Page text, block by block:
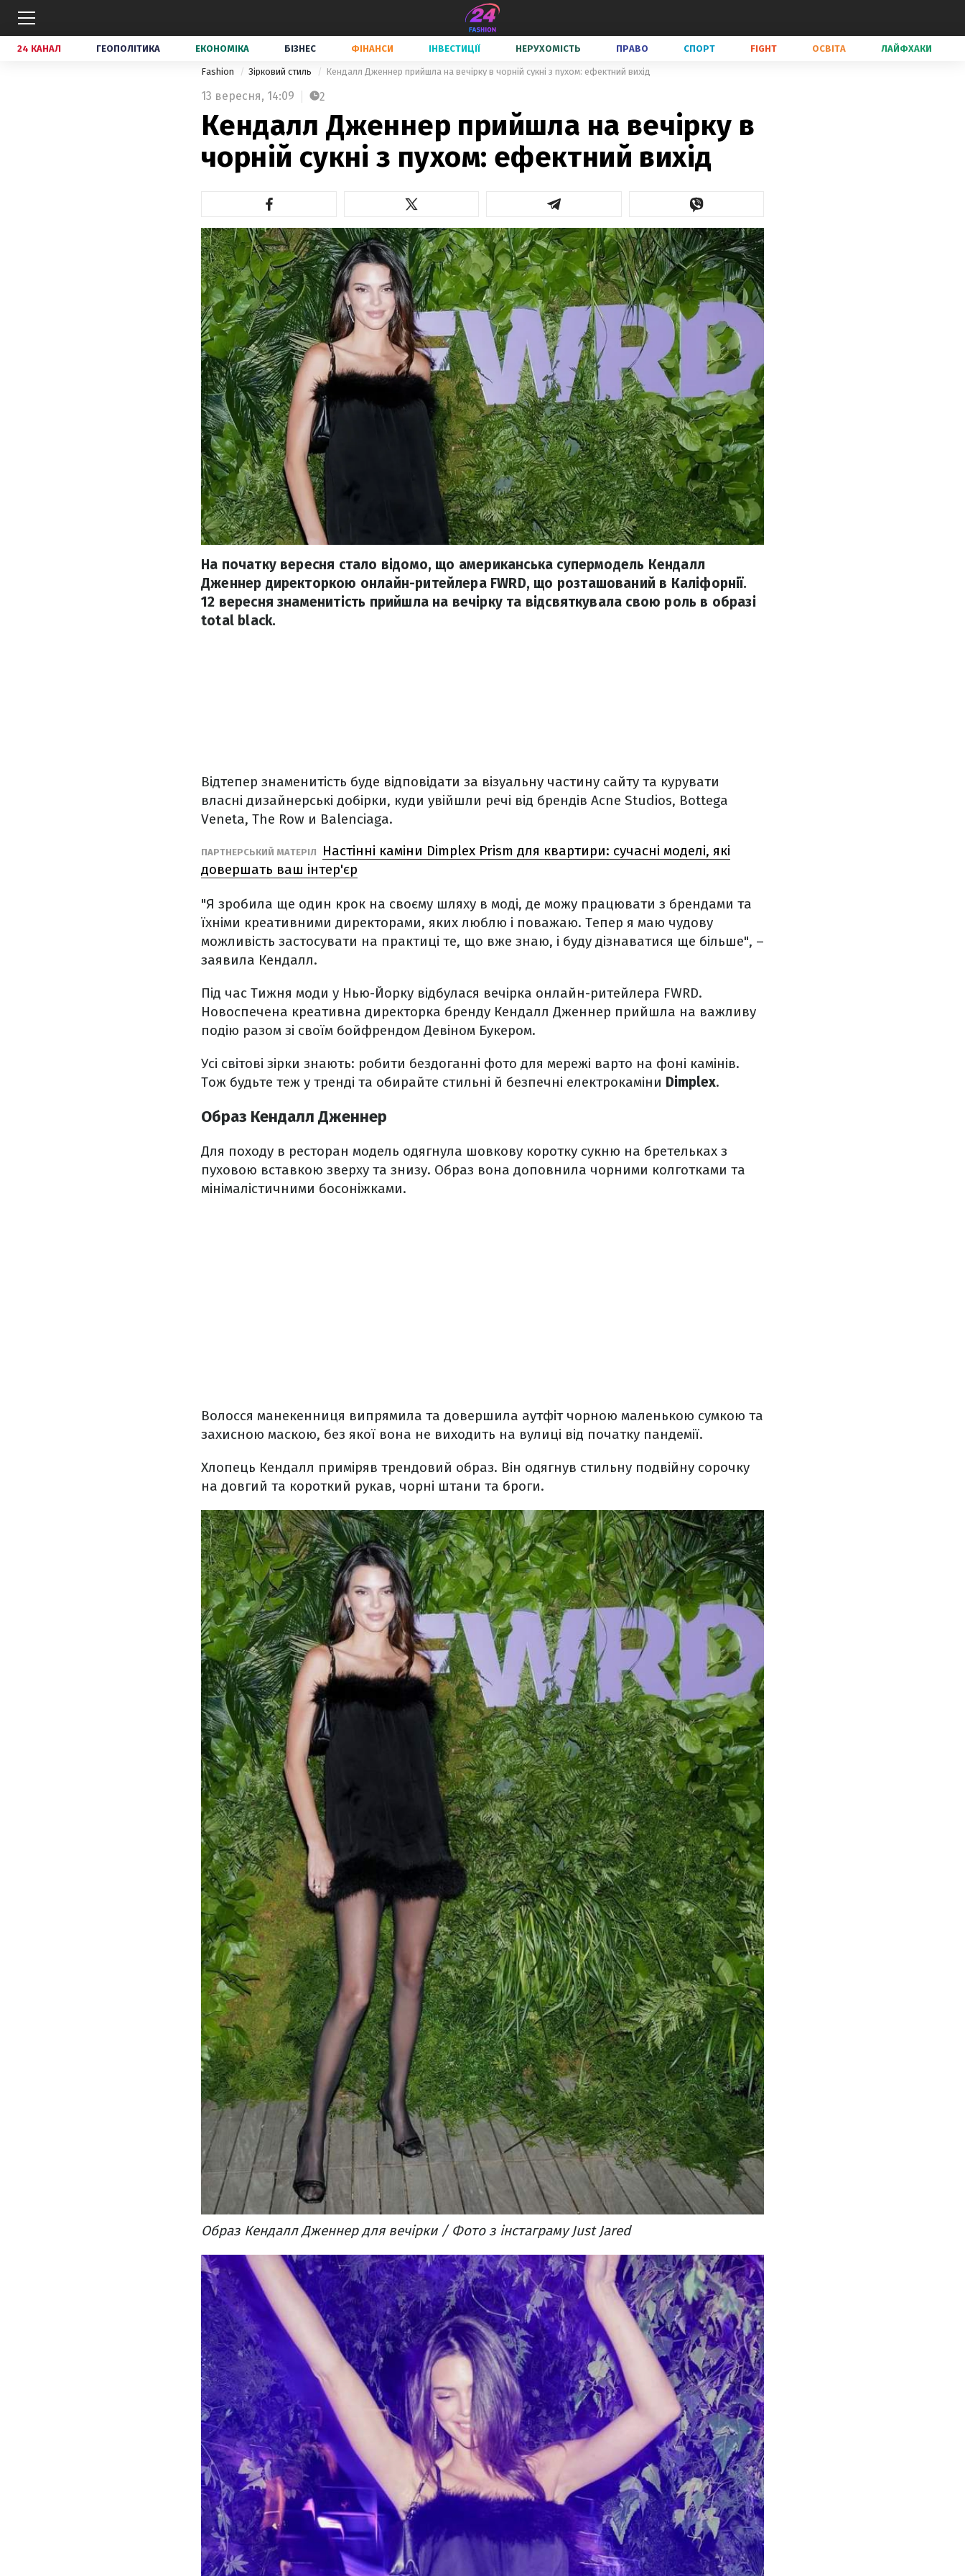
24 КАНАЛ ГЕОПОЛІТИКА ЕКОНОМІКА БІЗНЕС ФІНАНСИ ІНВЕСТИЦІЇ НЕРУХОМІСТЬ ПРАВО СПОРТ FIGHT ОСВІТА ЛАЙФХАКИ
Fashion Зірковий стиль Кендалл Дженнер прийшла на вечірку в чорній сукні з пухом: ефектний вихід
13 вересня, 14:09 2
Кендалл Дженнер прийшла на вечірку в
чорній сукні з пухом: ефектний вихід
На початку вересня стало відомо, що американська супермодель Кендалл
Дженнер директоркою онлайн-ритейлера FWRD, що розташований в Каліфорнії.
12 вересня знаменитість прийшла на вечірку та відсвяткувала свою роль в образі
total black.
Відтепер знаменитість буде відповідати за візуальну частину сайту та курувати
власні дизайнерські добірки, куди увійшли речі від брендів Acne Studios, Bottega
Veneta, The Row и Balenciaga.
ПАРТНЕРСЬКИЙ МАТЕРІЛ
Настінні каміни Dimplex Prism для квартири: сучасні моделі, які
довершать ваш інтер'єр
"Я зробила ще один крок на своєму шляху в моді, де можу працювати з брендами та
їхніми креативними директорами, яких люблю і поважаю. Тепер я маю чудову
можливість застосувати на практиці те, що вже знаю, і буду дізнаватися ще більше", –
заявила Кендалл.
Під час Тижня моди у Нью-Йорку відбулася вечірка онлайн-ритейлера FWRD.
Новоспечена креативна директорка бренду Кендалл Дженнер прийшла на важливу
подію разом зі своїм бойфрендом Девіном Букером.
Усі світові зірки знають: робити бездоганні фото для мережі варто на фоні камінів.
Тож будьте теж у тренді та обирайте стильні й безпечні електрокаміни Dimplex.
Образ Кендалл Дженнер
Для походу в ресторан модель одягнула шовкову коротку сукню на бретельках з
пуховою вставкою зверху та знизу. Образ вона доповнила чорними колготками та
мінімалістичними босоніжками.
Волосся манекенниця випрямила та довершила аутфіт чорною маленькою сумкою та
захисною маскою, без якої вона не виходить на вулиці від початку пандемії.
Хлопець Кендалл приміряв трендовий образ. Він одягнув стильну подвійну сорочку
на довгий та короткий рукав, чорні штани та броги.
Образ Кендалл Дженнер для вечірки / Фото з інстаграму Just Jared